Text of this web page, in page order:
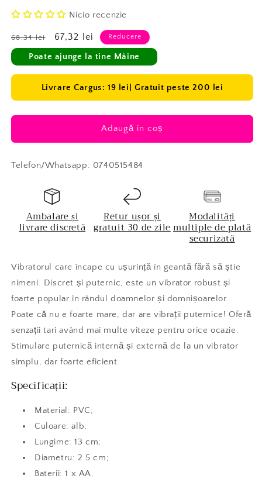
Nicio recenzie
Preț
obișnuit
68,34 lei
Preț
redus
67,32 lei Reducere
Poate ajunge la tine Mâine
Livrare Cargus: 19 lei| Gratuit peste 200 lei
Adaugă în coș
Telefon/Whatsapp: 0740515484
Ambalare și
livrare discretă
Retur ușor și
gratuit 30 de zile
Modalități
multiple de plată
securizată
Vibratorul care încape cu ușurință în geantă fără să știe
nimeni. Discret și puternic, este un vibrator robust și
foarte popular în rândul doamnelor și domnișoarelor.
Poate că nu e foarte mare, dar are vibrații puternice! Oferă
senzații tari având mai multe viteze pentru orice ocazie.
Stimulare puternică internă și externă de la un vibrator
simplu, dar foarte eficient.
Specificații:
Material: PVC;
Culoare: alb;
Lungime: 13 cm;
Diametru: 2.5 cm;
Baterii: 1 x AA.